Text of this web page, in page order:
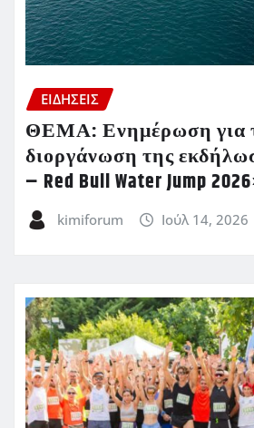
ΕΙΔΗΣΕΙΣ
ΘΕΜΑ: Ενημέρωση για
διοργάνωση της
– Red Bull Water Jump
kimiforum Ιούλ 14, 2026